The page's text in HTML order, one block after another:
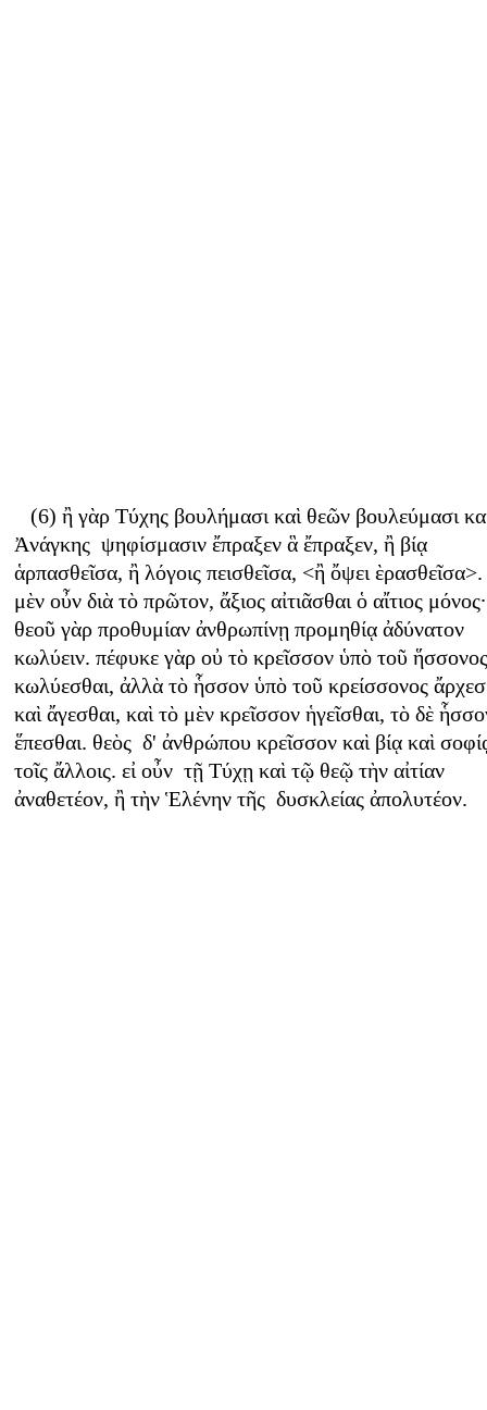
(6) ἢ γὰρ Τύχης βουλήμασι καὶ θεῶν βουλεύμασι
Ἀνάγκης ψηφίσμασιν ἔπραξεν ἃ ἔπραξεν, ἢ βίᾳ
ἁρπασθεῖσα, ἢ λόγοις πεισθεῖσα, <ἢ ὄψει ὲρασθεῖσα>.
μὲν οὖν διὰ τὸ πρῶτον, ἄξιος αἰτιᾶσθαι ὁ αἴτιος μόνος·
θεοῦ γὰρ προθυμίαν ἀνθρωπίνῃ προμηθίᾳ ἀδύνατον
κωλύειν. πέφυκε γὰρ οὐ τὸ κρεῖσσον ὑπὸ τοῦ ἥσσονος
κωλύεσθαι, ἀλλὰ τὸ ἧσσον ὑπὸ τοῦ κρείσσονος
καὶ ἄγεσθαι, καὶ τὸ μὲν κρεῖσσον ἡγεῖσθαι, τὸ δὲ
ἕπεσθαι. θεὸς δ' ἀνθρώπου κρεῖσσον καὶ βίᾳ καὶ
τοῖς ἄλλοις. εἰ οὖν τῇ Τύχῃ καὶ τῷ θεῷ τὴν αἰτίαν
ἀναθετέον, ἢ τὴν Ἑλένην τῆς δυσκλείας ἀπολυτέον.